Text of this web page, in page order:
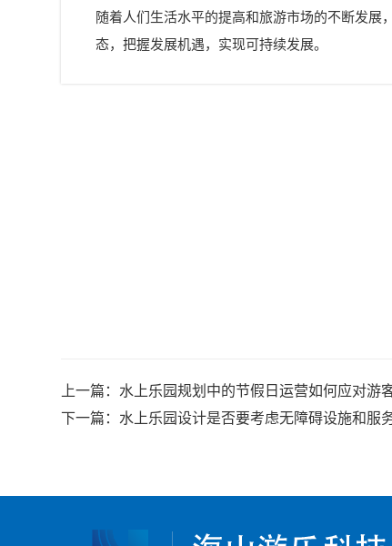
随着人们生活水平的提高和旅游市场的不断发
态，把握发展机遇，实现可持续发展。
上一篇： 水上乐园规划中的节假日运营如何应对游
下一篇： 水上乐园设计是否要考虑无障碍设施和服务